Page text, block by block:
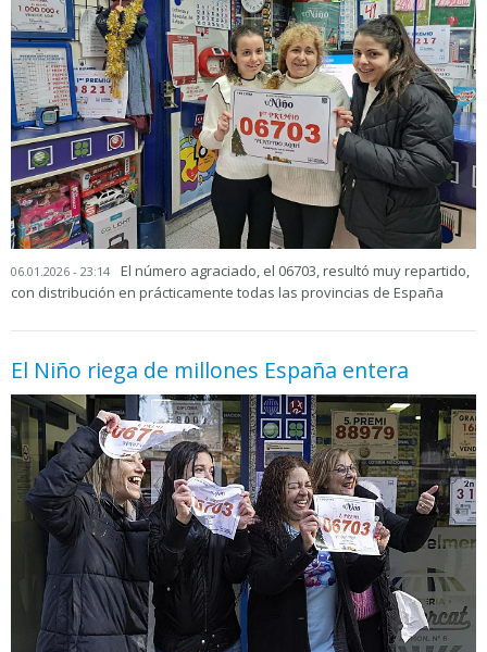
06.01.2026 - 23:14
El número agraciado, el 06703, resultó muy repartido,
con distribución en prácticamente todas las provincias de España
El Niño riega de millones España entera